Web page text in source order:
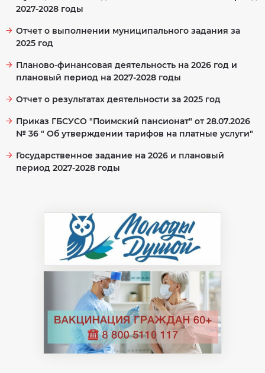
2027-2028 годы
Отчет о выполнении муниципального задания за
2025 год
Планово-финансовая деятельность на 2026 год и
плановый период на 2027-2028 годы
Отчет о результатах деятельности за 2025 год
Приказ ГБСУСО "Поимский пансионат" от 28.07.2026
№ 36 " Об утверждении тарифов на платные услуги"
Государственное задание на 2026 и плановый
период 2027-2028 годы